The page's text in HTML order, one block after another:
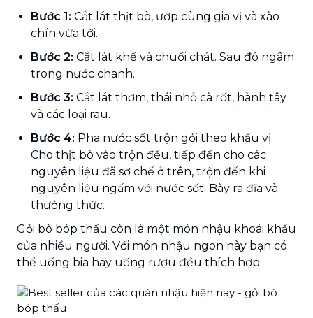
Bước 1: Cắt lát thịt bò, ướp cùng gia vị và xào
chín vừa tới.
Bước 2: Cắt lát khế và chuối chát. Sau đó ngâm
trong nước chanh.
Bước 3: Cắt lát thơm, thái nhỏ cà rốt, hành tây
và các loại rau.
Bước 4: Pha nước sốt trộn gỏi theo khẩu vị.
Cho thịt bò vào trộn đều, tiếp đến cho các
nguyên liệu đã sơ chế ở trên, trộn đến khi
nguyên liệu ngấm với nước sốt. Bày ra đĩa và
thưởng thức.
Gỏi bò bóp thấu còn là một món nhậu khoái khẩu
của nhiều người. Với món nhậu ngon này bạn có
thể uống bia hay uống rượu đều thích hợp.